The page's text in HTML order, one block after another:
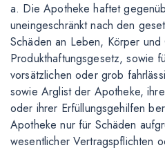
a. Die Apotheke haftet
uneingeschränkt nach den
Schäden an Leben, Körper
Produkthaftungsgesetz, sowie
vorsätzlichen oder grob
sowie Arglist der Apotheke,
oder ihrer Erfüllungsgehilfen
Apotheke nur für Schäden
wesentlicher Vertragspflichten